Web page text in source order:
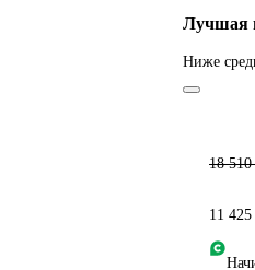
Лучшая
Ниже
18
11